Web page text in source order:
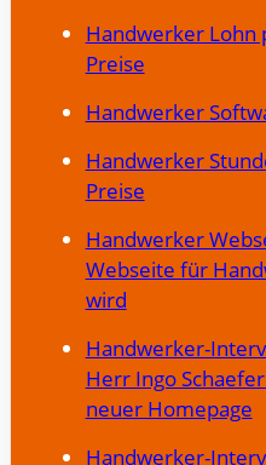
Handwerker Lohn
Preise
Handwerker
Handwerker
Preise
Handwerker
Webseite für
wird
Handwerker-
Herr Ingo
neuer Homepage
Handwerker-